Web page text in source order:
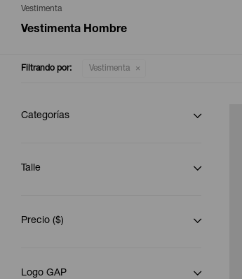
Vestimenta
Vestimenta Hombre
Filtrando por: Vestimenta
Categorías
Talle
Precio ($)
Logo GAP